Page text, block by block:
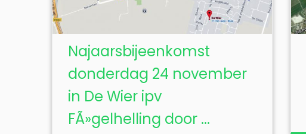
Najaarsbijeenkomst
donderdag 24 november
in De Wier ipv
FÃ»gelhelling door ...